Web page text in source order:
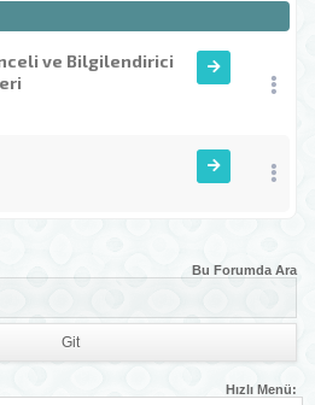
ve Bilgilendirici
Bu Forumda Ara
Hızlı Menü: